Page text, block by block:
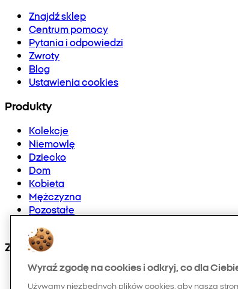
Znajdź sklep
Centrum pomocy
Pytania i odpowiedzi
Zwroty
Blog
Ustawienia cookies
Produkty
Kolekcje
Niemowlę
Dziecko
Dom
Kobieta
Mężczyzna
Pozostałe
Znajdź nas na:
Wyraź zgodę na cookies i odkryj, co dla
Używamy niezbędnych plików cookies, aby nasza